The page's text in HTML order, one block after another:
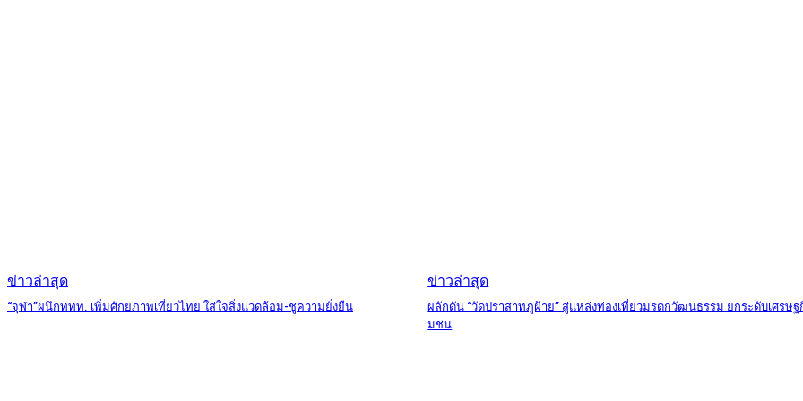
ข่าวล่าสุด
“จุฬา”ผนึกททท. เพิ่มศักยภาพเที่ยวไทย ใส่ใจสิ่งแวดล้อม-ชูความยั่งยืน
ข่าวล่าสุด
ผลักดัน “วัดปราสาทภูฝ้าย” สู่แหล่งท่องเที่ยวมรดกวัฒนธรรม ยกระดับเศรษ
มชน